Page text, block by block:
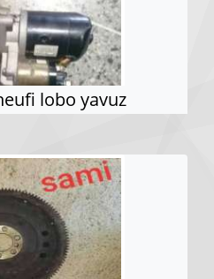
lobo yavuz